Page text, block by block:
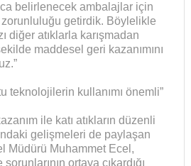
belirlenecek ambalajlar için
getirdik. Böylelikle
diğer atıklarla karışmadan
maddesel geri kazanımını
teknolojilerin kullanımı önemli”
ile katı atıkların düzenli
gelişmeleri de paylaşan
Müdürü Muhammet Ecel,
ortaya çıkardığı